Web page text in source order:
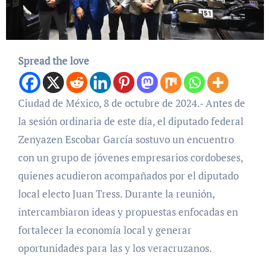
Spread the love
Ciudad de México, 8 de octubre de 2024.- Antes de
la sesión ordinaria de este día, el diputado federal
Zenyazen Escobar García sostuvo un encuentro
con un grupo de jóvenes empresarios cordobeses,
quienes acudieron acompañados por el diputado
local electo Juan Tress. Durante la reunión,
intercambiaron ideas y propuestas enfocadas en
fortalecer la economía local y generar
oportunidades para las y los veracruzanos.